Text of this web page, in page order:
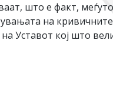
што е факт,
на
Уставот кој што